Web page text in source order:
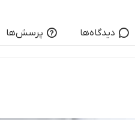
دیدگاه‌ها پرسش‌ها